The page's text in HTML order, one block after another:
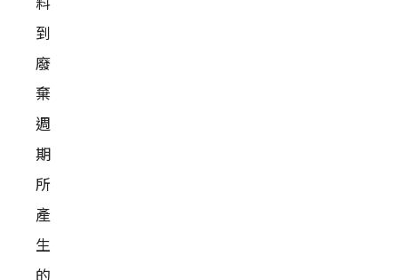
料
到
廢
棄
週
期
所
產
生
的